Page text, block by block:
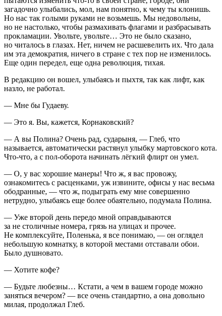
загадочно улыбались, мол, нам понятно, к чему ты клонишь.
Но нас так голыми руками не возьмешь. Мы недовольны,
но не настолько, чтобы размахивать флагами и разбрасывать
прокламации. Увольте, увольте… Это не было сказано,
но читалось в глазах. Нет, ничем не расшевелить их. Что дала
им эта демократия, ничего в стране с тех пор не изменилось.
Еще один передел, еще одна революция, тихая.
В редакцию он вошел, улыбаясь и пыхтя, так как лифт, как
назло, не работал.
— Мне бы Гудаеву.
— Это я. Вы, кажется, Корнаковский?
— А вы Полина? Очень рад, сударыня, — Глеб, что
называется, автоматически растянул улыбку мартовского кота.
Что-что, а с пол-оборота начинать лёгкий флирт он умел.
— О, у вас хорошие манеры! Что ж, я вас провожу,
ознакомитесь с расценками, уж извините, офисы у нас весьма
ободранные, — что ж, подыграть ему мне совершенно
нетрудно, улыбаясь еще более обаятельно, подумала Полина.
— Уже второй день передо мной оправдываются
за не столичные номера, грязь на улицах и прочее.
Не комплексуйте, Поленька, я все понимаю, — он оглядел
небольшую комнатку, в которой местами отставали обои.
Было душновато.
— Хотите кофе?
— Будьте любезны… Кстати, а чем в вашем городе можно
заняться вечером? — все очень стандартно, а она довольно
милая, продолжал Глеб.